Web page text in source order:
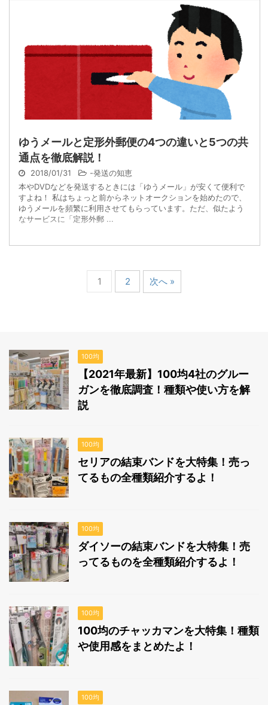
ゆうメールと定形外郵便の4つの違いと5つの共
通点を徹底解説！
2018/01/31 -発送の知恵
本やDVDなどを発送するときには「ゆうメール」が安くて便利で
すよね！ 私はちょっと前からネットオークションを始めたので、
ゆうメールを頻繁に利用させてもらっています。ただ、似たよう
なサービスに「定形外郵 ...
1 2 次へ »
100均
【2021年最新】100均4社のグルー
ガンを徹底調査！種類や使い方を解
説
100均
セリアの結束バンドを大特集！売っ
てるもの全種類紹介するよ！
100均
ダイソーの結束バンドを大特集！売
ってるものを全種類紹介するよ！
100均
100均のチャッカマンを大特集！種類
や使用感をまとめたよ！
100均